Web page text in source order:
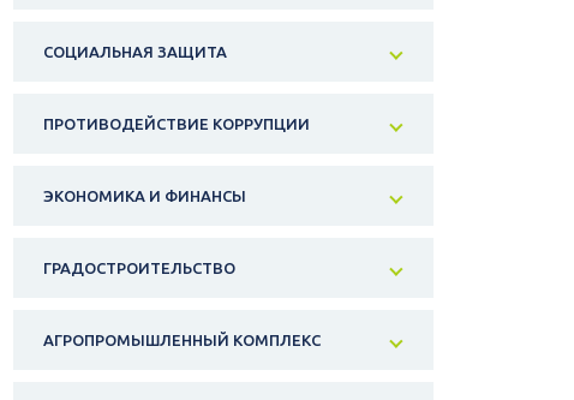
СОЦИАЛЬНАЯ ЗАЩИТА
ПРОТИВОДЕЙСТВИЕ КОРРУПЦИИ
ЭКОНОМИКА И ФИНАНСЫ
ГРАДОСТРОИТЕЛЬСТВО
АГРОПРОМЫШЛЕННЫЙ КОМПЛЕКС